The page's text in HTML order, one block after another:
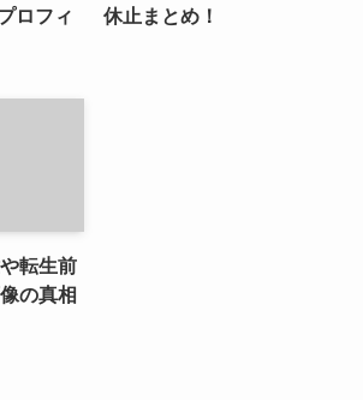
ロフィ
休止まとめ！
転生前
の真相